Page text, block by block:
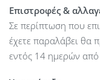
Buttons : Reset
LED : System/Status
Power Method :
Power Supply :
Επιστροφές &
Σε περίπτωση που
έχετε παραλάβει θα
εντός 14 ημερών